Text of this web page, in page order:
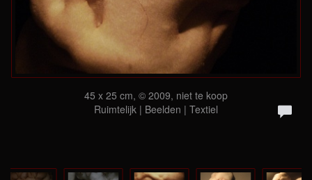
45 x 25 cm, © 2009, niet te koop
Ruimtelijk | Beelden | Textiel